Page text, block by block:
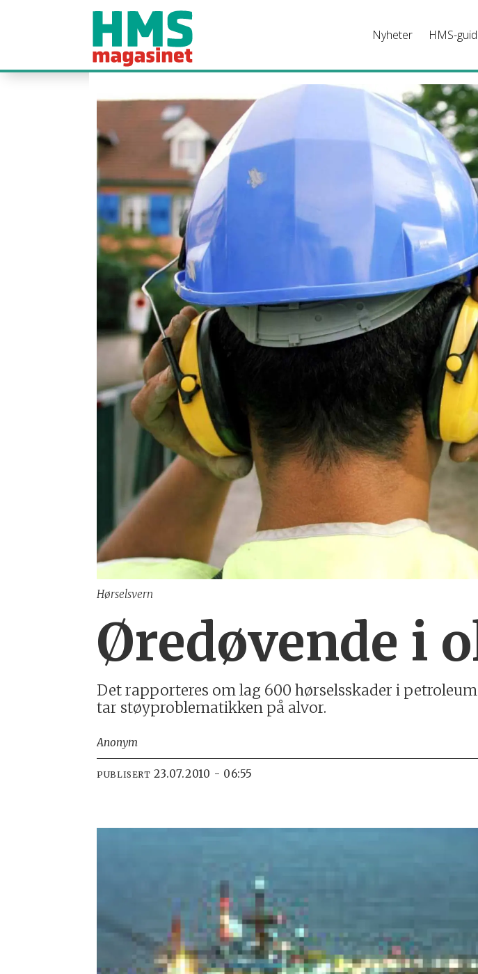
Nyheter HMS-
Hørselsvern
Øredøvende i
Det rappor­teres om lag 600 hørsels­skader i
tar støy­pro­blema­tik­ken på alvor.
Anonym
PUBLISERT 23.07.2010 - 06:55